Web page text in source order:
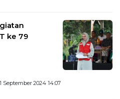
ke 79
September 2024 14:07